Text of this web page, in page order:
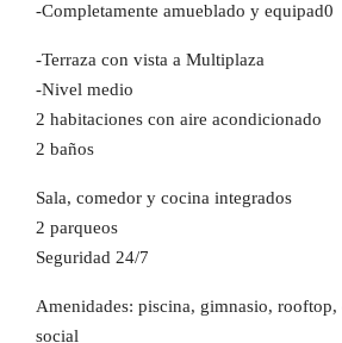
-Completamente amueblado y equipad0
-Terraza con vista a Multiplaza
-Nivel medio
2 habitaciones con aire acondicionado
2 baños
Sala, comedor y cocina integrados
2 parqueos
Seguridad 24/7
Amenidades: piscina, gimnasio,
social